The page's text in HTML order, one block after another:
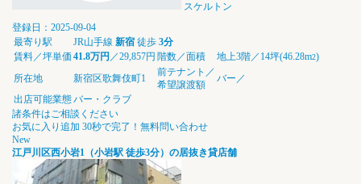
スケルトン
登録日：2025-09-04
最寄り駅
JR山手線 新宿 徒歩 3分
賃料／坪単価 41.8万円 ／29,857円 階数／面積 地上3階／14坪(46.28m2)
所在地
新宿区歌舞伎町1
前テナント／
希望譲渡額
バー／
出店可能業態バー・クラブ
諸条件はご相談ください
お気に入り追加 30秒で完了！無料問い合わせ
New
江戸川区西小岩1（小岩駅 徒歩3分）の居抜き貸店舗